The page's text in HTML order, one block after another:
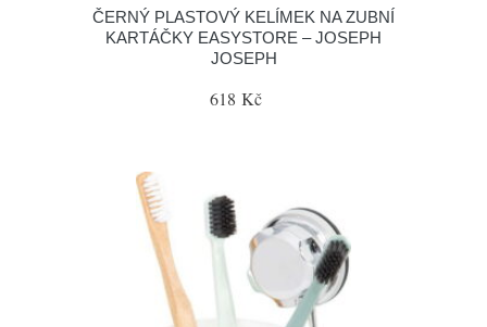
ČERNÝ PLASTOVÝ KELÍMEK NA ZUBNÍ
KARTÁČKY EASYSTORE – JOSEPH
JOSEPH
618 Kč